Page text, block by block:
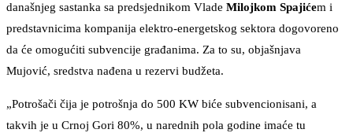
današnjeg sastanka sa predsjednikom Vlade Milojkom Spajićem i
predstavnicima kompanija elektro-energetskog sektora dogovoreno
da će omogućiti subvencije građanima. Za to su, objašnjava
Mujović, sredstva nađena u rezervi budžeta.
„Potrošači čija je potrošnja do 500 KW biće subvencionisani, a
takvih je u Crnoj Gori 80%, u narednih pola godine imaće tu